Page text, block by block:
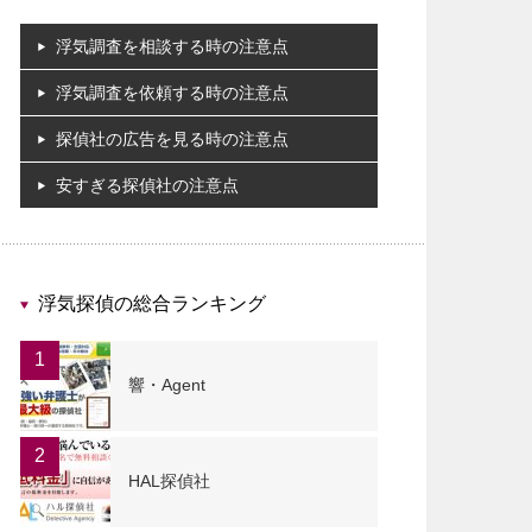
浮気調査を相談する時の注意点
浮気調査を依頼する時の注意点
探偵社の広告を見る時の注意点
安すぎる探偵社の注意点
浮気探偵の総合ランキング
1
響・Agent
2
HAL探偵社